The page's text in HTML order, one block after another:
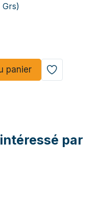
panier
par